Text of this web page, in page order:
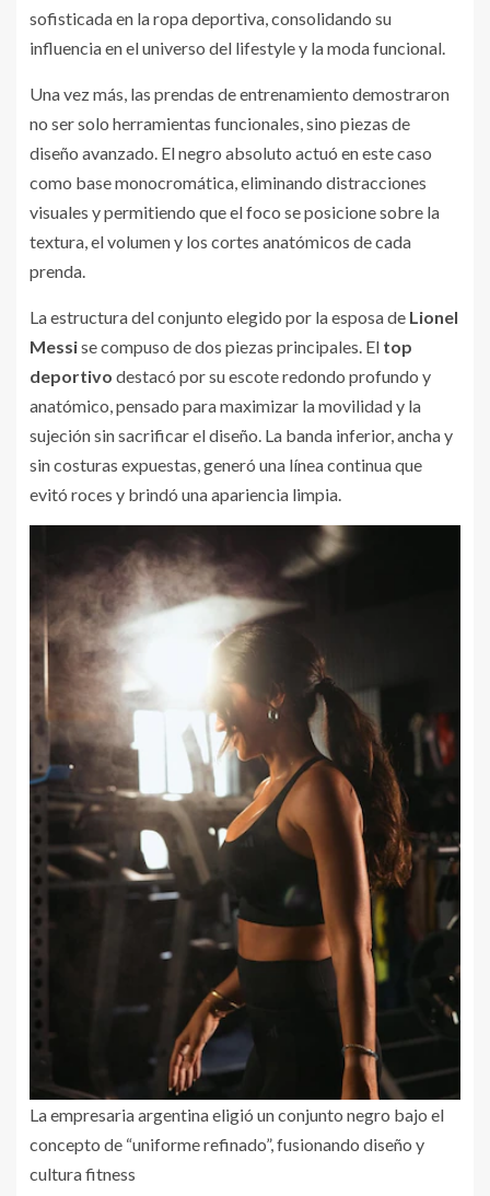
sofisticada en la ropa deportiva, consolidando su
influencia en el universo del lifestyle y la moda funcional.
Una vez más, las prendas de entrenamiento demostraron
no ser solo herramientas funcionales, sino piezas de
diseño avanzado. El negro absoluto actuó en este caso
como base monocromática, eliminando distracciones
visuales y permitiendo que el foco se posicione sobre la
textura, el volumen y los cortes anatómicos de cada
prenda.
La estructura del conjunto elegido por la esposa de Lionel
Messise compuso de dos piezas principales. El top
deportivo destacó por su escote redondo profundo y
anatómico, pensado para maximizar la movilidad y la
sujeción sin sacrificar el diseño. La banda inferior, ancha y
sin costuras expuestas, generó una línea continua que
evitó roces y brindó una apariencia limpia.
La empresaria argentina eligió un conjunto negro bajo el
concepto de “uniforme refinado”, fusionando diseño y
cultura fitness